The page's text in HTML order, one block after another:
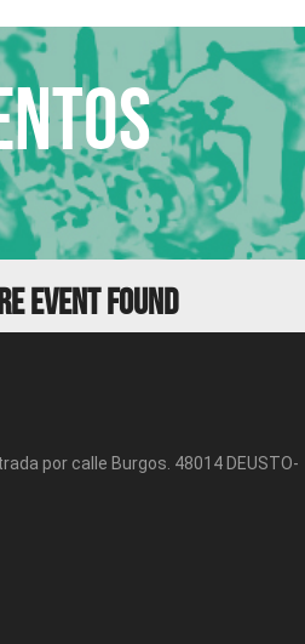
Event Found
por calle Burgos. 48014 DEUSTO-